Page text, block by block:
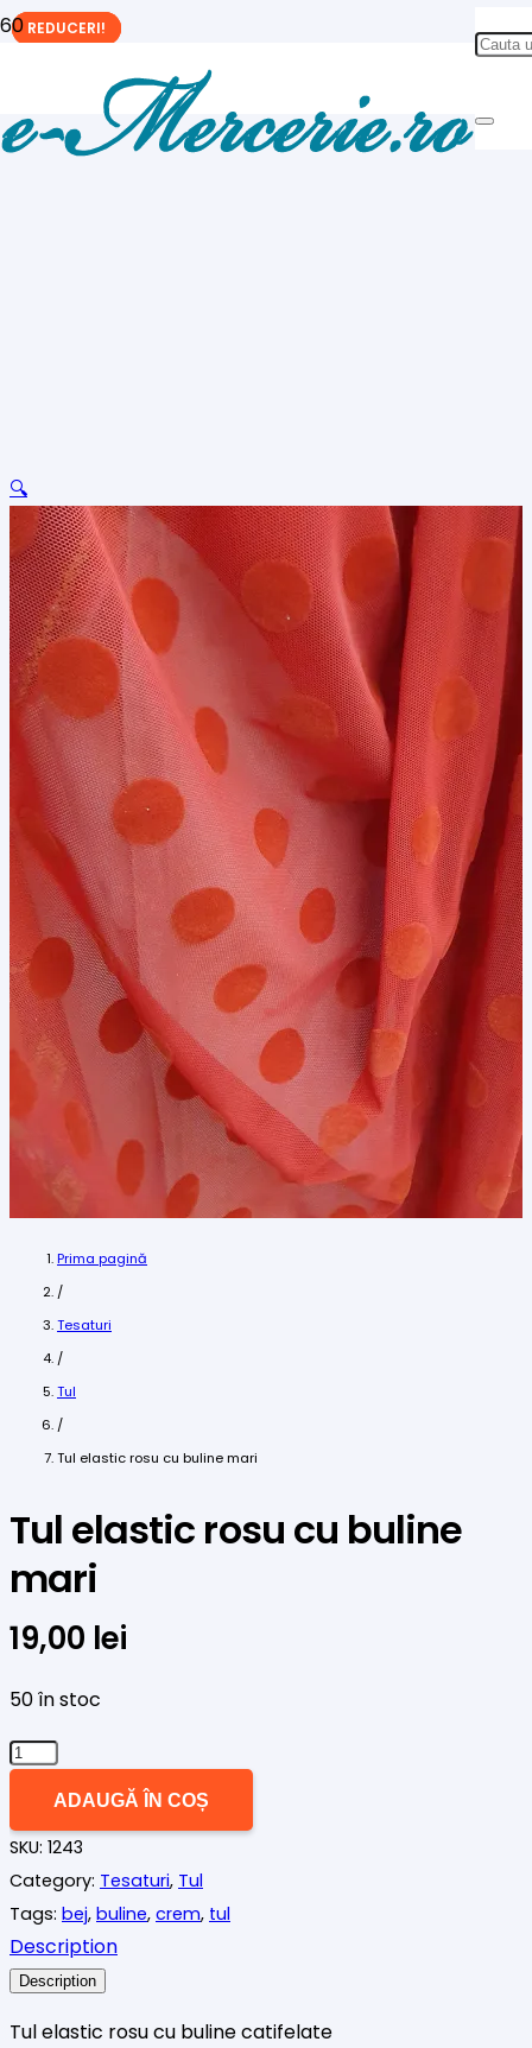
🔍
Prima pagină
/
Tesaturi
/
Tul
/
Tul elastic rosu cu buline mari
Tul elastic rosu cu buline
mari
19,00 lei
50 în stoc
Cantitate
rosu
cu
buline
mari
ADAUGĂ ÎN COȘ
SKU: 1243
Category: Tesaturi, Tul
Tags: bej, buline, crem, tul
Description
Description
Tul elastic rosu cu buline catifelate
REDUCERI!
REDUCERI!
REDUCERI!